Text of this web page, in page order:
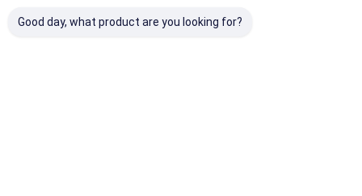
Explosionssicherer Stecker und Sockel
Good day, what product are you looking for?